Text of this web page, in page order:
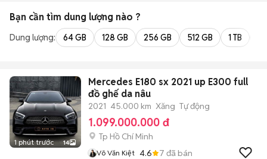
Bạn cần tìm dung lượng nào ?
Dung lượng: 64 GB 128 GB 256 GB 512 GB 1 TB
1 phút trước 14
Mercedes E180 sx 2021 up E300 full
đồ ghế da nâu
2021 45.000 km Xăng Tự động
1.099.000.000 đ
Tp Hồ Chí Minh
Võ Văn Kiệt 4.6 7 đã bán